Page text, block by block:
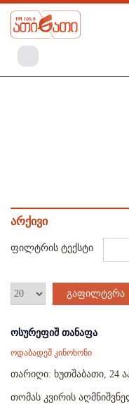
არქივი
ფილტრის ტექსტი
გაფილტვრა
ოსურეფიშ თანაფა
ოდაბადეშ კინოხონი
თარიღი: ხუთშაბათი, 24
თომას კვირის